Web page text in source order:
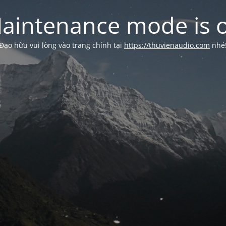
mode is
hữu vui lòng vào trang chính tại https://thuvienaudio.com